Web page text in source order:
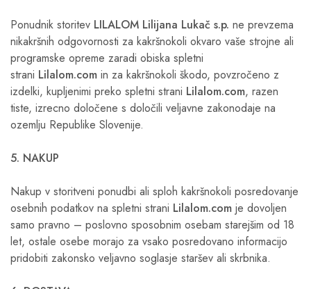
Ponudnik storitev LILALOM Lilijana Lukač s.p. ne prevzema
nikakršnih odgovornosti za kakršnokoli okvaro vaše strojne ali
programske opreme zaradi obiska spletni
strani Lilalom.com in za kakršnokoli škodo, povzročeno z
izdelki, kupljenimi preko spletni strani Lilalom.com, razen
tiste, izrecno določene s določili veljavne zakonodaje na
ozemlju Republike Slovenije.
5. NAKUP
Nakup v storitveni ponudbi ali sploh kakršnokoli posredovanje
osebnih podatkov na spletni strani Lilalom.com je dovoljen
samo pravno – poslovno sposobnim osebam starejšim od 18
let, ostale osebe morajo za vsako posredovano informacijo
pridobiti zakonsko veljavno soglasje staršev ali skrbnika.